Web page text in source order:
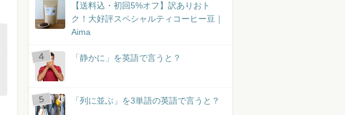
【送料込・初回5%オフ】訳ありおト
ク！大好評スペシャルティコーヒー豆｜
Aima
「静かに」を英語で言うと？
「列に並ぶ」を3単語の英語で言うと？